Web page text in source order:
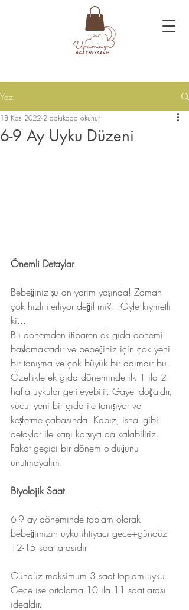
Yazı
6-9 Ay Uyku Düzeni
18 Kas 2022 2 dakikada okunur
Önemli Detaylar
Bebeğiniz şu an yarım yaşında! Zaman
çok hızlı ilerliyor değil mi?.. Öyle kıymetli
ki...
Bu dönemden itibaren ek gıda dönemi
başlamaktadır ve bebeğiniz için çok yeni
bir tanışma ve çok büyük bir adımdır bu.
Özellikle ek gıda döneminde ilk 1 ila 2
hafta uykular gerileyebilir. Gayet doğaldır,
vücut yeni bir gıda ile tanışıyor ve
keşfetme çabasında. Kabız, ishal gibi
detaylar ile karşı karşıya da kalabiliriz.
Fakat geçici bir dönem olduğunu
unutmayalım.
Biyolojik Saat
6-9 ay döneminde toplam olarak
bebeğimizin uyku ihtiyacı gece+gündüz
12-15 saat arasıdır.
Gündüz maksimum 3 saat toplam uyku
Gece ise ortalama 10 ila 11 saat arası
idealdir.